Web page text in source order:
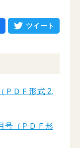
ツイート
ＰＤＦ形式 2,
号（ＰＤＦ形